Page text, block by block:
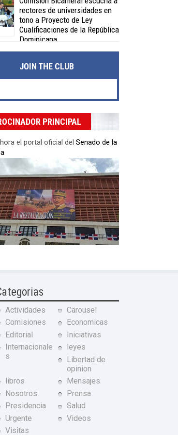
rectores de universidades en
tono a Proyecto de Ley
Cualificaciones de la República
Dominicana
JOIN THE CLUB
PRINCIPAL
el portal oficial del Senado de la
Actividades
Carousel
Comisiones
Economicas
Editorial
Iniciativas
Internacionale
s
leyes
Libertad de
opinion
libros
Mensajes
Nosotros
Prensa
Presidencia
Salud
Urgente
Videos
Visitas